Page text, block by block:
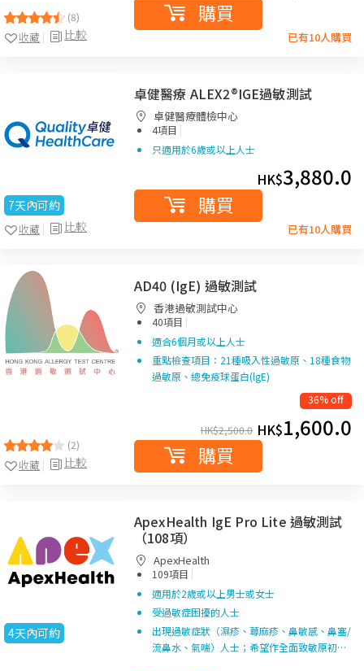
(8)
比較
收藏
購買
已有10人購買
7天內可約
比較
收藏
卓健醫療 ALEX2®IGE過敏測試
卓健醫療體檢中心
4項目 |
只適用於6歲或以上人士
HK$3,880.0
購買
已有10人購買
(2)
比較
收藏
AD40 (IgE) 過敏測試
香港過敏測試中心
40項目 |
適合6個月或以上人士
重點檢查項目：21種吸入性過敏原、18種食物
過敏原、總免疫球蛋白(lgE)
36% off
HK$2,500.0 HK$1,600.0
購買
4天內可約
ApexHealth IgE Pro Lite 過敏測試
（108項）
ApexHealth
109項目 |
適用於2歲或以上男士或女士
受過敏症困擾的人士
出現過敏症狀（濕疹、蕁麻疹、鼻敏感、鼻塞/
流鼻水、氣喘）人士；希望作全面致敏原初…